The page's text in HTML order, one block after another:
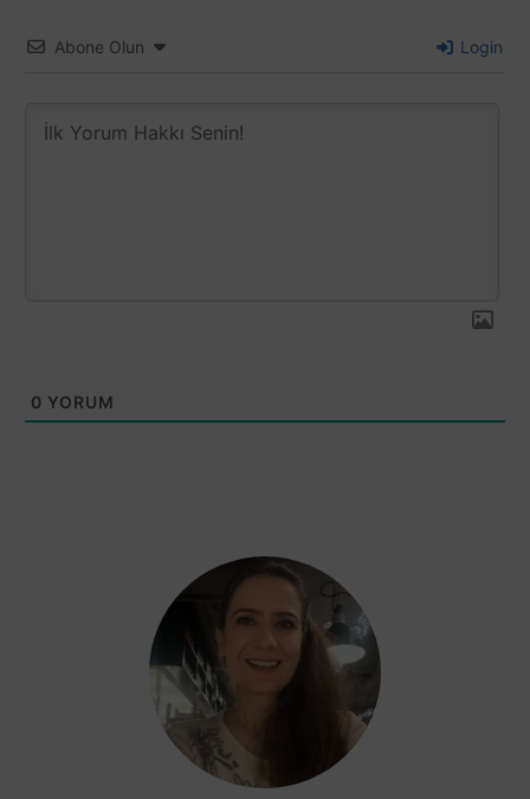
Abone Olun Login
0 YORUM